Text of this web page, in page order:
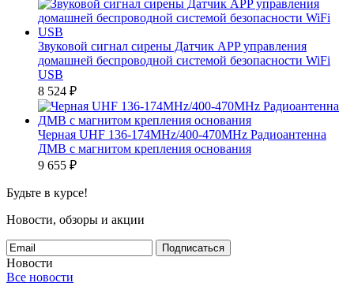
Звуковой сигнал сирены Датчик APP управления
домашней беспроводной системой безопасности WiFi
USB
8 524 ₽
Черная UHF 136-174MHz/400-470MHz Радиоантенна
ДМВ с магнитом крепления основания
9 655 ₽
Будьте в курсе!
Новости, обзоры и акции
Подписаться
Новости
Все новости